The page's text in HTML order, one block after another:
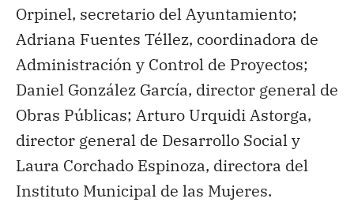
Orpinel, secretario del Ayuntamiento;
Adriana Fuentes Téllez, coordinadora de
Administración y Control de Proyectos;
Daniel González García, director general de
Obras Públicas; Arturo Urquidi Astorga,
director general de Desarrollo Social y
Laura Corchado Espinoza, directora del
Instituto Municipal de las Mujeres.